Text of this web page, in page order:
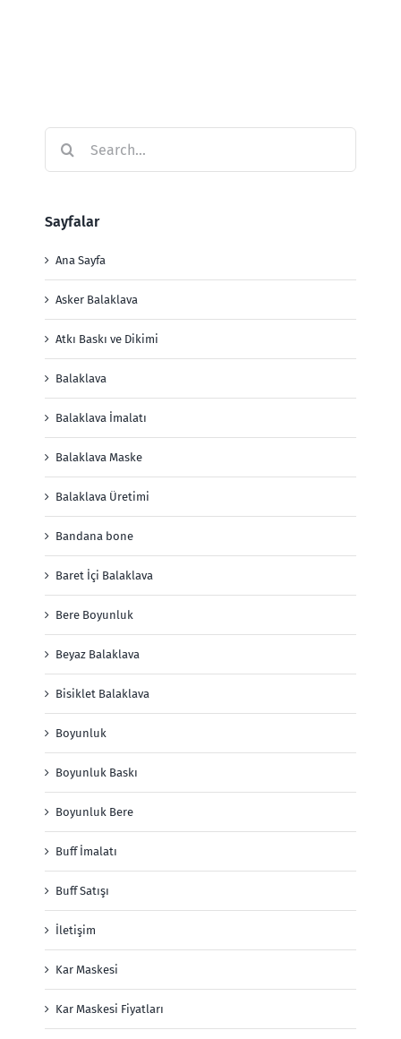
Sayfalar
Ana Sayfa
Asker Balaklava
Atkı Baskı ve Dikimi
Balaklava
Balaklava İmalatı
Balaklava Maske
Balaklava Üretimi
Bandana bone
Baret İçi Balaklava
Bere Boyunluk
Beyaz Balaklava
Bisiklet Balaklava
Boyunluk
Boyunluk Baskı
Boyunluk Bere
Buff İmalatı
Buff Satışı
İletişim
Kar Maskesi
Kar Maskesi Fiyatları